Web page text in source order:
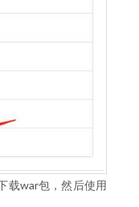
载war包，然后使用